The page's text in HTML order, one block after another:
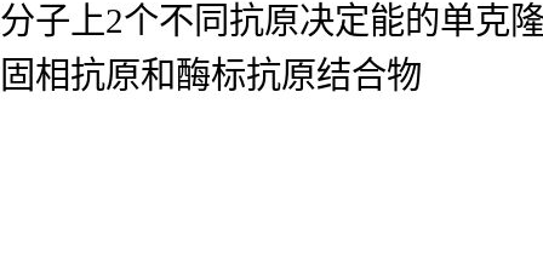
分子上2个不同抗原决定能的单克
固相抗原和酶标抗原结合物